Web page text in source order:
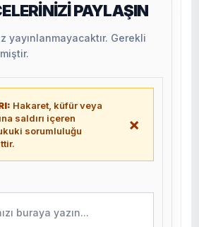
PAYLAŞIN
yayınlanmayacaktır. Gerekli
Hakaret, küfür veya
saldırı içeren
sorumluluğu
×